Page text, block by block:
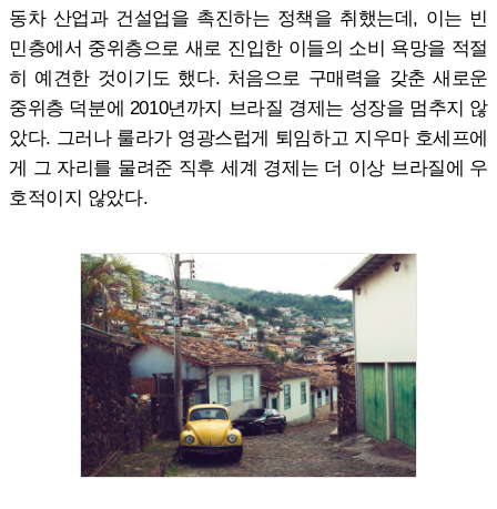
동차 산업과 건설업을 촉진하는 정책을 취했는데, 이는 빈
민층에서 중위층으로 새로 진입한 이들의 소비 욕망을 적절
히 예견한 것이기도 했다. 처음으로 구매력을 갖춘 새로운
중위층 덕분에 2010년까지 브라질 경제는 성장을 멈추지 않
았다. 그러나 룰라가 영광스럽게 퇴임하고 지우마 호세프에
게 그 자리를 물려준 직후 세계 경제는 더 이상 브라질에 우
호적이지 않았다.